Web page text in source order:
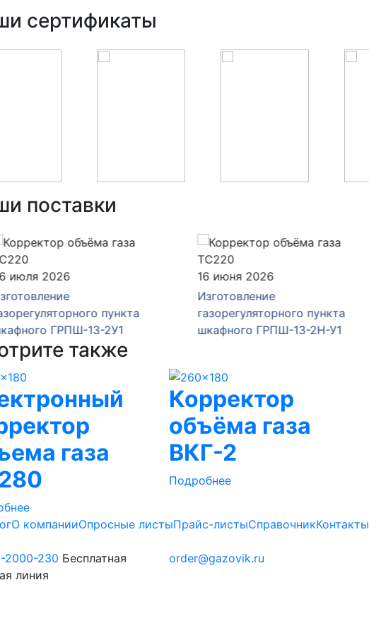
сертификаты
поставки
2026
пункта
ГРПШ-13-2У1
16 июня 2026
Изготовление
газорегуляторного пункта
шкафного ГРПШ-13-2Н-У1
также
газа
Корректор
объёма газа
ВКГ-2
Подробнее
О компанииОпросные листыПрайс-листыСправочникКонтакты
2000-230 Бесплатная
линия
order@gazovik.ru